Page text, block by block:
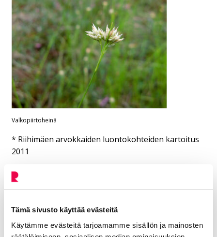
Tämä sivusto käyttää evästeitä
Käytämme evästeitä tarjoamamme sisällön ja mainosten
Valkopiirtoheinä
* Riihimäen arvokkaiden luontokohteiden kartoitus
2011
Lisää aiheesta: Hatlamminsuon